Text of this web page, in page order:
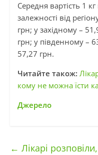
Середня вартість 1
залежності від
грн; у західному –
грн; у південному –
57,27 грн.
Читайте також:
кому не можна їсти
Джерело
← Лікарі